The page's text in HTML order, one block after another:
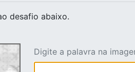
desafio abaixo.
Digite a palavra na